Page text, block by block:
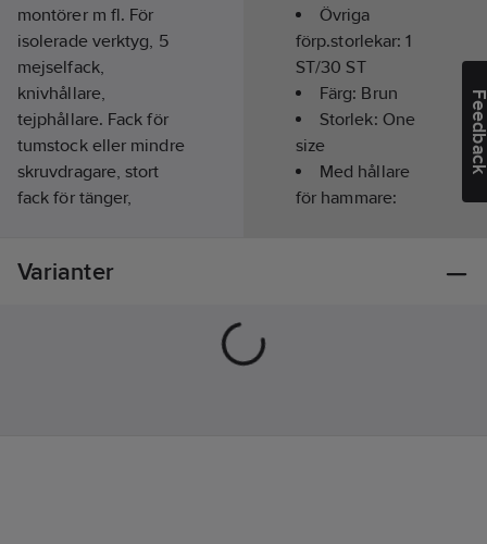
montörer m fl. För
isolerade verktyg, 5
mejselfack,
knivhållare,
tejphållare. Fack för
tumstock eller mindre
skruvdragare, stort
fack för tänger,
tänger,
Övriga
förp.storlekar:1
ST/30 ST
Färg: Brun
Storlek: One
size
Med hållare
för hammare:
Varianter